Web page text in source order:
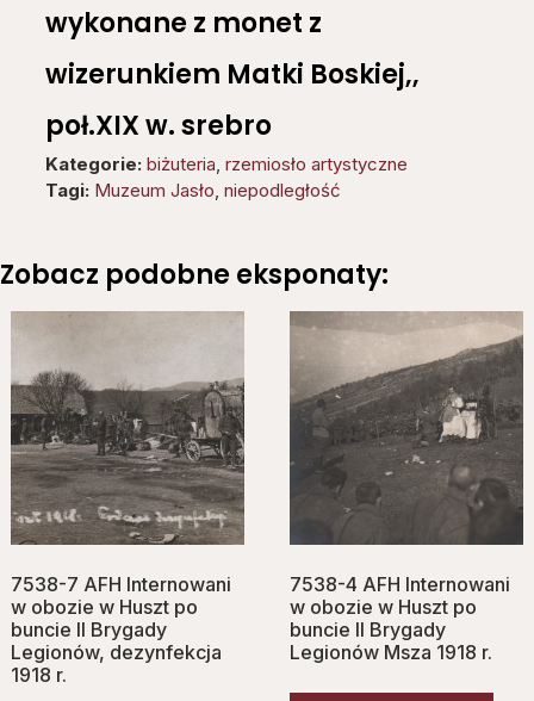
wykonane z monet z
wizerunkiem Matki Boskiej,,
poł.XIX w. srebro
Kategorie: biżuteria, rzemiosło artystyczne
Tagi: Muzeum Jasło, niepodległość
Zobacz podobne eksponaty:
7538-7 AFH Internowani
w obozie w Huszt po
buncie II Brygady
Legionów, dezynfekcja
1918 r.
7538-4 AFH Internowani
w obozie w Huszt po
buncie II Brygady
Legionów Msza 1918 r.